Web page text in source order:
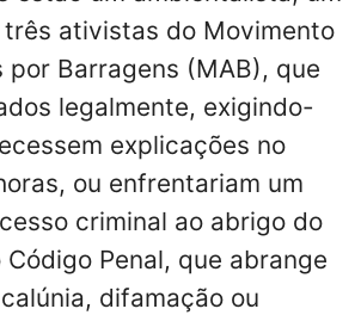
ativistas do Movimento
por Barragens (MAB), que
legalmente, exigindo-
explicações no
ou enfrentariam um
criminal ao abrigo do
Penal, que abrange
difamação ou